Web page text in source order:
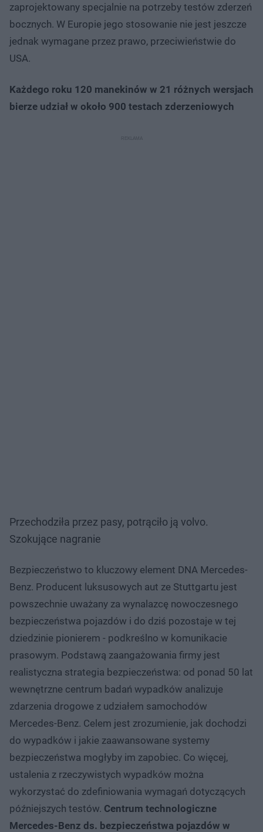
zaprojektowany specjalnie na potrzeby testów zderzeń
bocznych. W Europie jego stosowanie nie jest jeszcze
jednak wymagane przez prawo, przeciwieństwie do
USA.
Każdego roku 120 manekinów w 21 różnych wersjach
bierze udział w około 900 testach zderzeniowych
Przechodziła przez pasy, potrąciło ją volvo.
Szokujące nagranie
Bezpieczeństwo to kluczowy element DNA Mercedes-
Benz. Producent luksusowych aut ze Stuttgartu jest
powszechnie uważany za wynalazcę nowoczesnego
bezpieczeństwa pojazdów i do dziś pozostaje w tej
dziedzinie pionierem - podkreślno w komunikacie
prasowym. Podstawą zaangażowania firmy jest
realistyczna strategia bezpieczeństwa: od ponad 50 lat
wewnętrzne centrum badań wypadków analizuje
zdarzenia drogowe z udziałem samochodów
Mercedes-Benz. Celem jest zrozumienie, jak dochodzi
do wypadków i jakie zaawansowane systemy
bezpieczeństwa mogłyby im zapobiec. Co więcej,
ustalenia z rzeczywistych wypadków można
wykorzystać do zdefiniowania wymagań dotyczących
późniejszych testów. Centrum technologiczne
Mercedes-Benz ds. bezpieczeństwa pojazdów w